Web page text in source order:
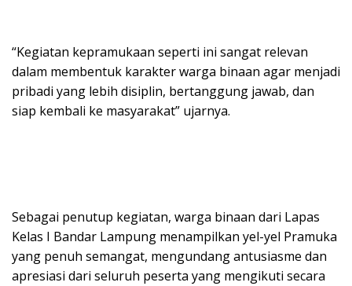
“Kegiatan kepramukaan seperti ini sangat relevan
dalam membentuk karakter warga binaan agar menjadi
pribadi yang lebih disiplin, bertanggung jawab, dan
siap kembali ke masyarakat” ujarnya.
Sebagai penutup kegiatan, warga binaan dari Lapas
Kelas I Bandar Lampung menampilkan yel-yel Pramuka
yang penuh semangat, mengundang antusiasme dan
apresiasi dari seluruh peserta yang mengikuti secara